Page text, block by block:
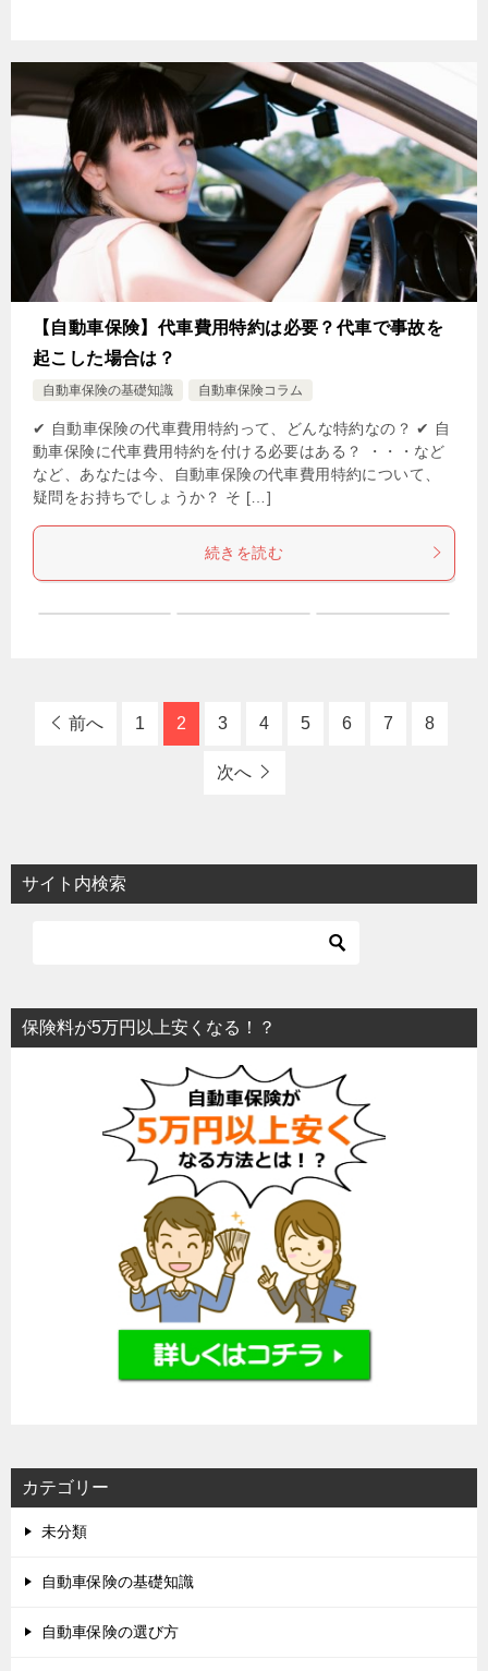
【自動車保険】代車費用特約は必要？代車で事故を
起こした場合は？
自動車保険の基礎知識 自動車保険コラム
✔ 自動車保険の代車費用特約って、どんな特約なの？ ✔ 自
動車保険に代車費用特約を付ける必要はある？ ・・・など
など、あなたは今、自動車保険の代車費用特約について、
疑問をお持ちでしょうか？ そ […]
続きを読む
前へ 1 2 3 4 5 6 7 8
次へ
サイト内検索
保険料が5万円以上安くなる！？
カテゴリー
未分類
自動車保険の基礎知識
自動車保険の選び方